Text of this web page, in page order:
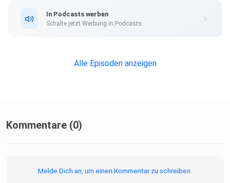
In Podcasts werben
Schalte jetzt Werbung in Podcasts.
Alle Episoden anzeigen
Kommentare (0)
Melde Dich an, um einen Kommentar zu schreiben.